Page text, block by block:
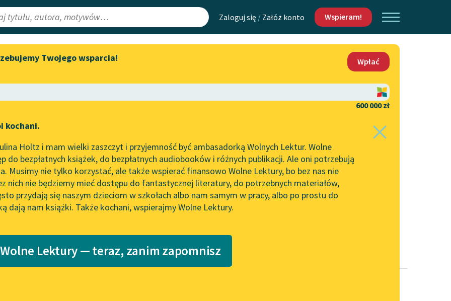
Zaloguj się / Załóż konto Wspieram!
Lektury
redakcyjne
Aktualności
„Prokurator Alicja Horn” do
literatury skandynawskiej
Spotkanie z Katarzyną Tunkiel
w Oslo
102. lata temu zmarł Joseph
Conrad
Lektury szkolne i klasyka
literatury do słuchania dla
Mapa Wolnych Lektur
Leśmianator
API
OAI-PMH
Widget Wolnych Lektur
Katalog
Katalog w formacie PDF
Kontakt
O projekcie
Zasady wykorzystania
Wolnych Lektur
Logotypy
Materiały promocyjne
Twojego wsparcia!
Wpłać
600 000 zł
kochani.
Holtz i mam wielki zaszczyt i przyjemność być ambasadorką Wolnych Lektur. Wolne
do bezpłatnych książek, do bezpłatnych audiobooków i różnych publikacji. Ale oni potrzebują
Musimy nie tylko korzystać, ale także wspierać finansowo Wolne Lektury, bo bez nas nie
nich nie będziemy mieć dostępu do fantastycznej literatury, do potrzebnych materiałów,
przydają się naszym dzieciom w szkołach albo nam samym w pracy, albo po prostu do
dają nam książki. Także kochani, wspierajmy Wolne Lektury.
Lektury — teraz, zanim zapomnisz
Makepeace Thackeray✖
Thackeray'a